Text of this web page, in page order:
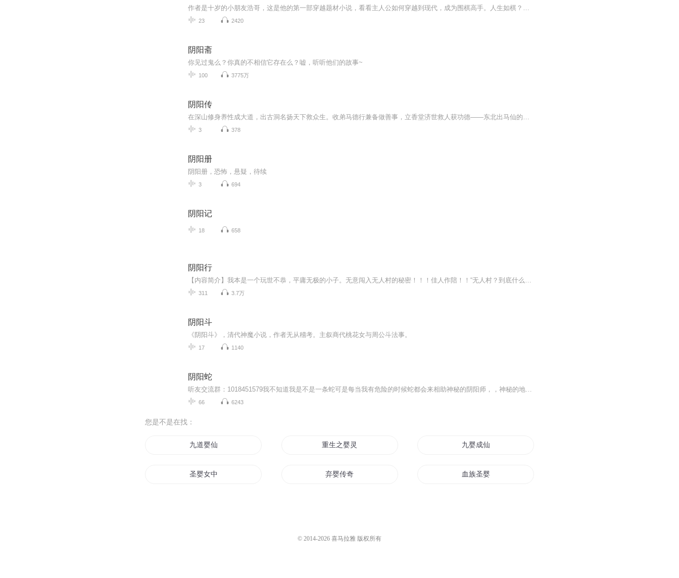
作者是十岁的小朋友浩哥，这是他的第一部穿越题材小说，看看主人公如何穿越到现代，成为围棋高手。人生如棋？看破红尘？第一步？这些又是什么意思呢？走进故事感受一下吧！
23 2420
阴阳斋
你见过鬼么？你真的不相信它存在么？嘘，听听他们的故事~
100 3775万
阴阳传
在深山修身养性成大道，出古洞名扬天下救众生。收弟马德行兼备做善事，立香堂济世救人获功德——东北出马仙的基本教条。
3 378
阴阳册
阴阳册，恐怖，悬疑，待续
3 694
阴阳记
18 658
阴阳行
【内容简介】我本是一个玩世不恭，平庸无极的小子。无意闯入无人村的秘密！！！佳人作陪！！“无人村？到底什么鬼？”鬼魂附体，灵异惊变，黯然失色，我快步走上前去，亲自撕开鬼狐伪装的面具！！【作者/主播】作者：骄傲的萝卜 主播：于新故事堂【购买须...
311 3.7万
阴阳斗
《阴阳斗》，清代神魔小说，作者无从稽考。主叙商代桃花女与周公斗法事。
17 1140
阴阳蛇
听友交流群：1018451579我不知道我是不是一条蛇可是每当我有危险的时候蛇都会来相助神秘的阴阳师，，神秘的地府，神秘的故事，神秘的学校……...
66 6243
您是不是在找：
九道婴仙 重生之婴灵传 九婴成仙
圣婴女中 弃婴传奇 血族圣婴
© 2014-2026 喜马拉雅 版权所有